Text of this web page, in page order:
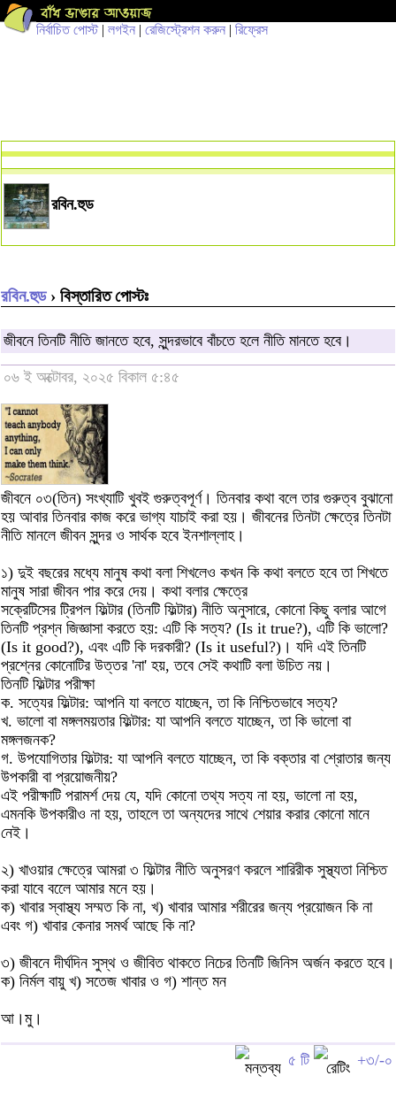
নির্বাচিত পোস্ট| লগইন | রেজিস্ট্রেশন করুন | রিফ্রেস
রবিন.হুড
রবিন.হুড› বিস্তারিত পোস্টঃ
জীবনে তিনটি নীতি জানতে হবে, সুন্দরভাবে বাঁচতে হলে নীতি মানতে হবে।
০৬ ই অক্টোবর, ২০২৫ বিকাল ৫:৪৫
জীবনে ০৩(তিন) সংখ্যাটি খুবই গুরুত্বপূর্ণ। তিনবার কথা বলে তার গুরুত্ব বুঝানো
হয় আবার তিনবার কাজ করে ভাগ্য যাচাই করা হয়। জীবনের তিনটা ক্ষেত্রে তিনটা
নীতি মানলে জীবন সুন্দর ও সার্থক হবে ইনশাল্লাহ।
১) দুই বছরের মধ্যে মানুষ কথা বলা শিখলেও কখন কি কথা বলতে হবে তা শিখতে
মানুষ সারা জীবন পার করে দেয়। কথা বলার ক্ষেত্রে
সক্রেটিসের ট্রিপল ফিল্টার (তিনটি ফিল্টার) নীতি অনুসারে, কোনো কিছু বলার আগে
তিনটি প্রশ্ন জিজ্ঞাসা করতে হয়: এটি কি সত্য? (Is it true?), এটি কি ভালো?
(Is it good?), এবং এটি কি দরকারী? (Is it useful?)। যদি এই তিনটি
প্রশ্নের কোনোটির উত্তর 'না' হয়, তবে সেই কথাটি বলা উচিত নয়।
তিনটি ফিল্টার পরীক্ষা
ক. সত্যের ফিল্টার: আপনি যা বলতে যাচ্ছেন, তা কি নিশ্চিতভাবে সত্য?
খ. ভালো বা মঙ্গলময়তার ফিল্টার: যা আপনি বলতে যাচ্ছেন, তা কি ভালো বা
মঙ্গলজনক?
গ. উপযোগিতার ফিল্টার: যা আপনি বলতে যাচ্ছেন, তা কি বক্তার বা শ্রোতার জন্য
উপকারী বা প্রয়োজনীয়?
এই পরীক্ষাটি পরামর্শ দেয় যে, যদি কোনো তথ্য সত্য না হয়, ভালো না হয়,
এমনকি উপকারীও না হয়, তাহলে তা অন্যদের সাথে শেয়ার করার কোনো মানে
নেই।
২) খাওয়ার ক্ষেত্রে আমরা ৩ ফিল্টার নীতি অনুসরণ করলে শারিরীক সুস্থ্যতা নিশ্চিত
করা যাবে বলেে আমার মনে হয়।
ক) খাবার স্বাস্থ্য সম্মত কি না, খ) খাবার আমার শরীরের জন্য প্রয়োজন কি না
এবং গ) খাবার কেনার সমর্থ আছে কি না?
৩) জীবনে দীর্ঘদিন সুস্থ ও জীবিত থাকতে নিচের তিনটি জিনিস অর্জন করতে হবে।
ক) নির্মল বায়ু খ) সতেজ খাবার ও গ) শান্ত মন
আ।মু।
৫ টি +৩/-০